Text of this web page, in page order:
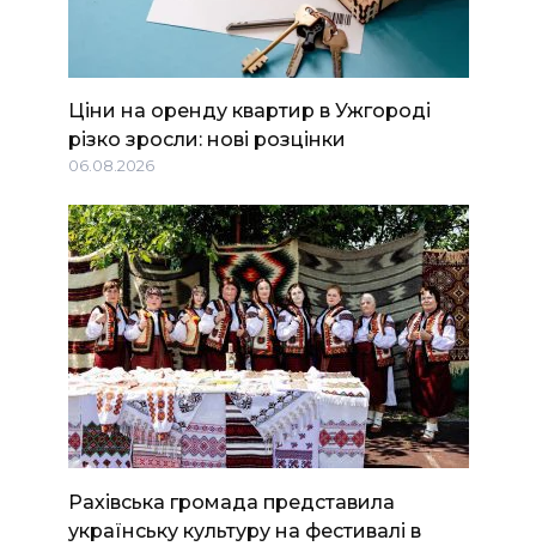
Ціни на оренду квартир в Ужгороді
різко зросли: нові розцінки
06.08.2026
Рахівська громада представила
українську культуру на фестивалі в